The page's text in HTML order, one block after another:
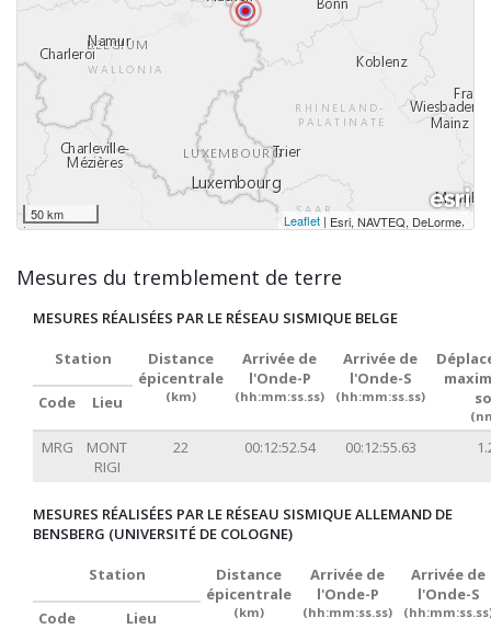
50 km Leaflet | Esri, NAVTEQ, DeLorme,
Mesures du tremblement de terre
MESURES RÉALISÉES PAR LE RÉSEAU SISMIQUE BELGE
Station
Distance
épicentrale
(km)
Arrivée de
l'Onde-P
(hh:mm:ss.ss)
Arrivée de
l'Onde-S
(hh:mm:ss.ss)
Code Lieu
MRG
MONT
RIGI
22 00:12:52.54 00:12:55.63
MESURES RÉALISÉES PAR LE RÉSEAU SISMIQUE ALLEMAND DE
BENSBERG (UNIVERSITÉ DE COLOGNE)
Station
Distance
épicentrale
(km)
Arrivée de
l'Onde-P
(hh:mm:ss.ss)
Arrivée de
l'Onde-S
Code Lieu